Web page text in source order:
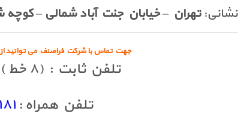
نشانی:تهران – خیابان جنت آباد شمالی –
جهت تماس با شرکت فراصنف می توانید از
تلفن ثابت : (۸ خط )
تلفن همراه :